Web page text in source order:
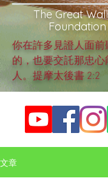
​The Great
你在許多見證人面
的，也要交託那忠
人。提摩太後書 2:2
文章